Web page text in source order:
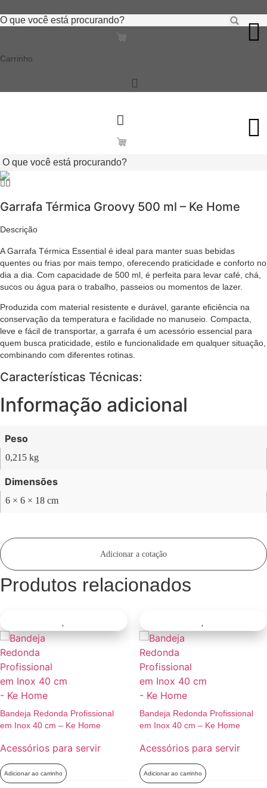
para
Pesquisar
...
Carrinho
Pesquisar
...
Garrafa Térmica Groovy 500 ml – Ke Home
Descrição
A Garrafa Térmica Essential é ideal para manter suas bebidas
quentes ou frias por mais tempo, oferecendo praticidade e conforto no
dia a dia. Com capacidade de 500 ml, é perfeita para levar café, chá,
sucos ou água para o trabalho, passeios ou momentos de lazer.
Produzida com material resistente e durável, garante eficiência na
conservação da temperatura e facilidade no manuseio. Compacta,
leve e fácil de transportar, a garrafa é um acessório essencial para
quem busca praticidade, estilo e funcionalidade em qualquer situação,
combinando com diferentes rotinas.
Características Técnicas:
Informação adicional
Peso
0,215 kg
Dimensões
6 × 6 × 18 cm
Adicionar a cotação
Produtos relacionados
Profissional
– Ke Home
servir
Bandeja Redonda Profissional
em Inox 40 cm – Ke Home
Acessórios para servir
Adicionar ao carrinho
– Konfektt